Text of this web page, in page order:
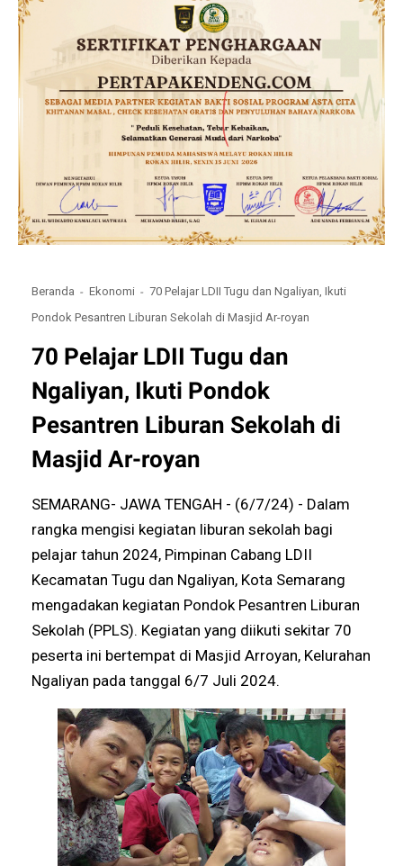
Beranda Ekonomi
70 Pelajar LDII Tugu dan Ngaliyan, Ikuti
Pondok Pesantren Liburan Sekolah di Masjid Ar-royan
70 Pelajar LDII Tugu dan
Ngaliyan, Ikuti Pondok
Pesantren Liburan Sekolah di
Masjid Ar-royan
SEMARANG- JAWA TENGAH - (6/7/24) - Dalam
rangka mengisi kegiatan liburan sekolah bagi
pelajar tahun 2024, Pimpinan Cabang LDII
Kecamatan Tugu dan Ngaliyan, Kota Semarang
mengadakan kegiatan Pondok Pesantren Liburan
Sekolah (PPLS). Kegiatan yang diikuti sekitar 70
peserta ini bertempat di Masjid Arroyan, Kelurahan
Ngaliyan pada tanggal 6/7 Juli 2024.